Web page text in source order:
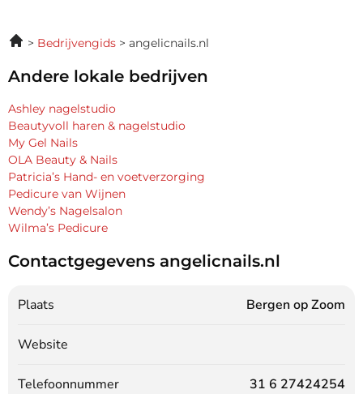
Bedrijvengids angelicnails.nl
Andere lokale bedrijven
Ashley nagelstudio
Beautyvoll haren & nagelstudio
My Gel Nails
OLA Beauty & Nails
Patricia’s Hand- en voetverzorging
Pedicure van Wijnen
Wendy’s Nagelsalon
Wilma’s Pedicure
Contactgegevens angelicnails.nl
Plaats Bergen op Zoom
Website
Telefoonnummer 31 6 27424254